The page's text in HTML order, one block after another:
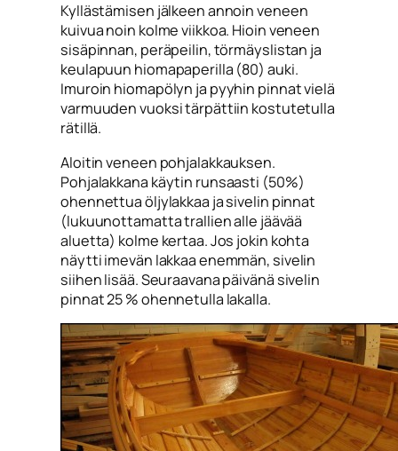
Kyllästämisen jälkeen annoin veneen
kuivua noin kolme viikkoa. Hioin veneen
sisäpinnan, peräpeilin, törmäyslistan ja
keulapuun hiomapaperilla (80) auki.
Imuroin hiomapölyn ja pyyhin pinnat vielä
varmuuden vuoksi tärpättiin kostutetulla
rätillä.
Aloitin veneen pohjalakkauksen.
Pohjalakkana käytin runsaasti (50%)
ohennettua öljylakkaa ja sivelin pinnat
(lukuunottamatta trallien alle jäävää
aluetta) kolme kertaa. Jos jokin kohta
näytti imevän lakkaa enemmän, sivelin
siihen lisää. Seuraavana päivänä sivelin
pinnat 25 % ohennetulla lakalla.